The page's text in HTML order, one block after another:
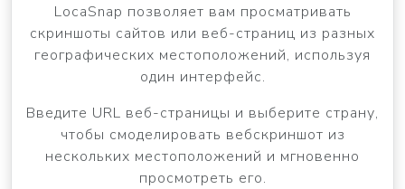
LocaSnap позволяет вам просматривать
скриншоты сайтов или веб-страниц из разных
географических местоположений, используя
один интерфейс.
Введите URL веб-страницы и выберите страну,
чтобы смоделировать вебскриншот из
нескольких местоположений и мгновенно
просмотреть его.